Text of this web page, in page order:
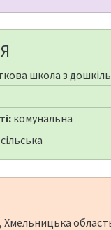
школа з
комунальна
сільська
Хмельницька